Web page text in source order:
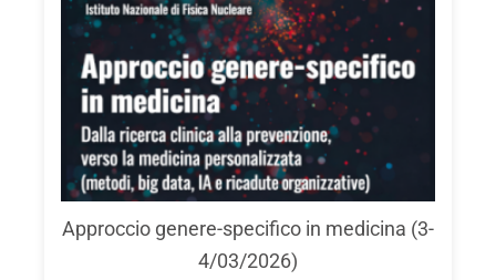
Approccio genere-specifico in medicina (3-
4/03/2026)